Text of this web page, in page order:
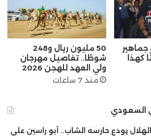
كهذا
50 مليون ريال و248
شوطًا.. تفاصيل مهرجان
ولي العهد للهجن 2026
منذ 7 ساعات
السعودي
الهلال يودع حارسه الشاب.. أبو راسين على